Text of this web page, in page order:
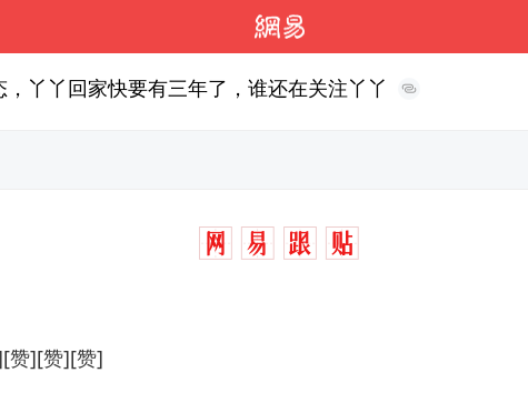
丫丫回家快要有三年了，谁还在关注丫丫
赞][赞][赞]